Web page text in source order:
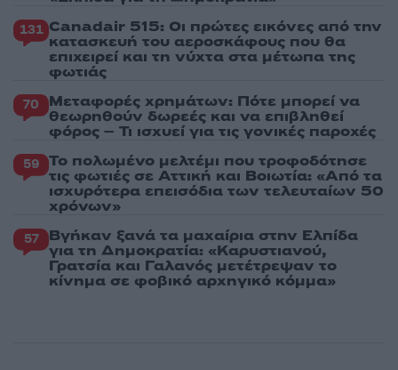
131 Canadair 515: Οι πρώτες εικόνες από την
κατασκευή του αεροσκάφους που θα
επιχειρεί και τη νύχτα στα μέτωπα της
φωτιάς
70 Μεταφορές χρημάτων: Πότε μπορεί να
θεωρηθούν δωρεές και να επιβληθεί
φόρος – Τι ισχυεί για τις γονικές παροχές
59 Το πολωμένο μελτέμι που τροφοδότησε
τις φωτιές σε Αττική και Βοιωτία: «Από τα
ισχυρότερα επεισόδια των τελευταίων 50
χρόνων»
57 Βγήκαν ξανά τα μαχαίρια στην Ελπίδα
για τη Δημοκρατία: «Καρυστιανού,
Γρατσία και Γαλανός μετέτρεψαν το
κίνημα σε φοβικό αρχηγικό κόμμα»